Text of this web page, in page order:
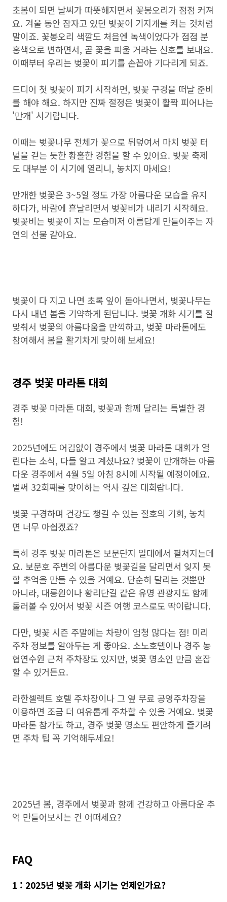
초봄이 되면 날씨가 따뜻해지면서 꽃봉오리가 점점 커져
요. 겨울 동안 잠자고 있던 벚꽃이 기지개를 켜는 것처럼
말이죠. 꽃봉오리 색깔도 처음엔 녹색이었다가 점점 분
홍색으로 변하면서, 곧 꽃을 피울 거라는 신호를 보내요.
이때부터 우리는 벚꽃이 피기를 손꼽아 기다리게 되죠.
드디어 첫 벚꽃이 피기 시작하면, 벚꽃 구경을 떠날 준비
를 해야 해요. 하지만 진짜 절정은 벚꽃이 활짝 피어나는
'만개' 시기랍니다.
이때는 벚꽃나무 전체가 꽃으로 뒤덮여서 마치 벚꽃 터
널을 걷는 듯한 황홀한 경험을 할 수 있어요. 벚꽃 축제
도 대부분 이 시기에 열리니, 놓치지 마세요!
만개한 벚꽃은 3~5일 정도 가장 아름다운 모습을 유지
하다가, 바람에 흩날리면서 벚꽃비가 내리기 시작해요.
벚꽃비는 벚꽃이 지는 모습마저 아름답게 만들어주는 자
연의 선물 같아요.
벚꽃이 다 지고 나면 초록 잎이 돋아나면서, 벚꽃나무는
다시 내년 봄을 기약하게 된답니다. 벚꽃 개화 시기를 잘
맞춰서 벚꽃의 아름다움을 만끽하고, 벚꽃 마라톤에도
참여해서 봄을 활기차게 맞이해 보세요!
경주 벚꽃 마라톤 대회
경주 벚꽃 마라톤 대회, 벚꽃과 함께 달리는 특별한 경
험!
2025년에도 어김없이 경주에서 벚꽃 마라톤 대회가 열
린다는 소식, 다들 알고 계셨나요? 벚꽃이 만개하는 아름
다운 경주에서 4월 5일 아침 8시에 시작될 예정이에요.
벌써 32회째를 맞이하는 역사 깊은 대회랍니다.
벚꽃 구경하며 건강도 챙길 수 있는 절호의 기회, 놓치
면 너무 아쉽겠죠?
특히 경주 벚꽃 마라톤은 보문단지 일대에서 펼쳐지는데
요. 보문호 주변의 아름다운 벚꽃길을 달리면서 잊지 못
할 추억을 만들 수 있을 거예요. 단순히 달리는 것뿐만
아니라, 대릉원이나 황리단길 같은 유명 관광지도 함께
둘러볼 수 있어서 벚꽃 시즌 여행 코스로도 딱이랍니다.
다만, 벚꽃 시즌 주말에는 차량이 엄청 많다는 점! 미리
주차 정보를 알아두는 게 좋아요. 소노호텔이나 경주 농
협연수원 근처 주차장도 있지만, 벚꽃 명소인 만큼 혼잡
할 수 있거든요.
라한셀렉트 호텔 주차장이나 그 옆 무료 공영주차장을
이용하면 조금 더 여유롭게 주차할 수 있을 거예요. 벚꽃
마라톤 참가도 하고, 경주 벚꽃 명소도 편안하게 즐기려
면 주차 팁 꼭 기억해두세요!
2025년 봄, 경주에서 벚꽃과 함께 건강하고 아름다운 추
억 만들어보시는 건 어떠세요?
FAQ
1 : 2025년 벚꽃 개화 시기는 언제인가요?